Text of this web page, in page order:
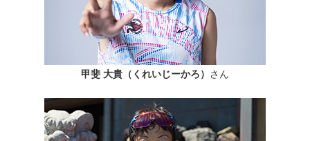
甲斐 大貴（くれいじーかろ） さん